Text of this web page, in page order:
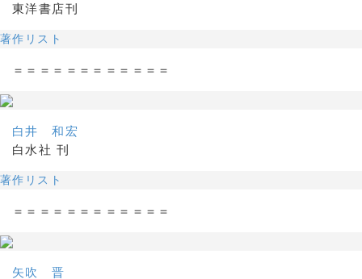
東洋書店刊
著作リスト
＝＝＝＝＝＝＝＝＝＝＝＝
白井 和宏
白水社 刊
著作リスト
＝＝＝＝＝＝＝＝＝＝＝＝
矢吹 晋